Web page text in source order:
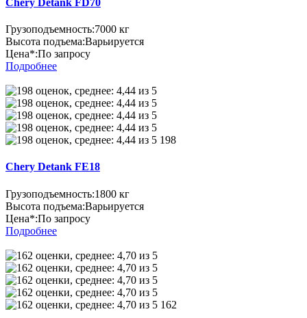
Грузоподъемность:7000 кг
Высота подъема:Варьируется
Цена*:По запросу
Подробнее
198
Chery Detank FE18
Грузоподъемность:1800 кг
Высота подъема:Варьируется
Цена*:По запросу
Подробнее
162